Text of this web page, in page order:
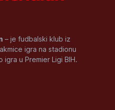
– je fudbalski klub iz
igra na stadionu
igra u Premier Ligi BIH.